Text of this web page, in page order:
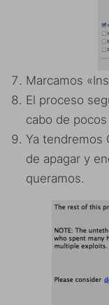
Marcamos
El proceso
cabo de
Ya tendremos
de apagar y
queramos.